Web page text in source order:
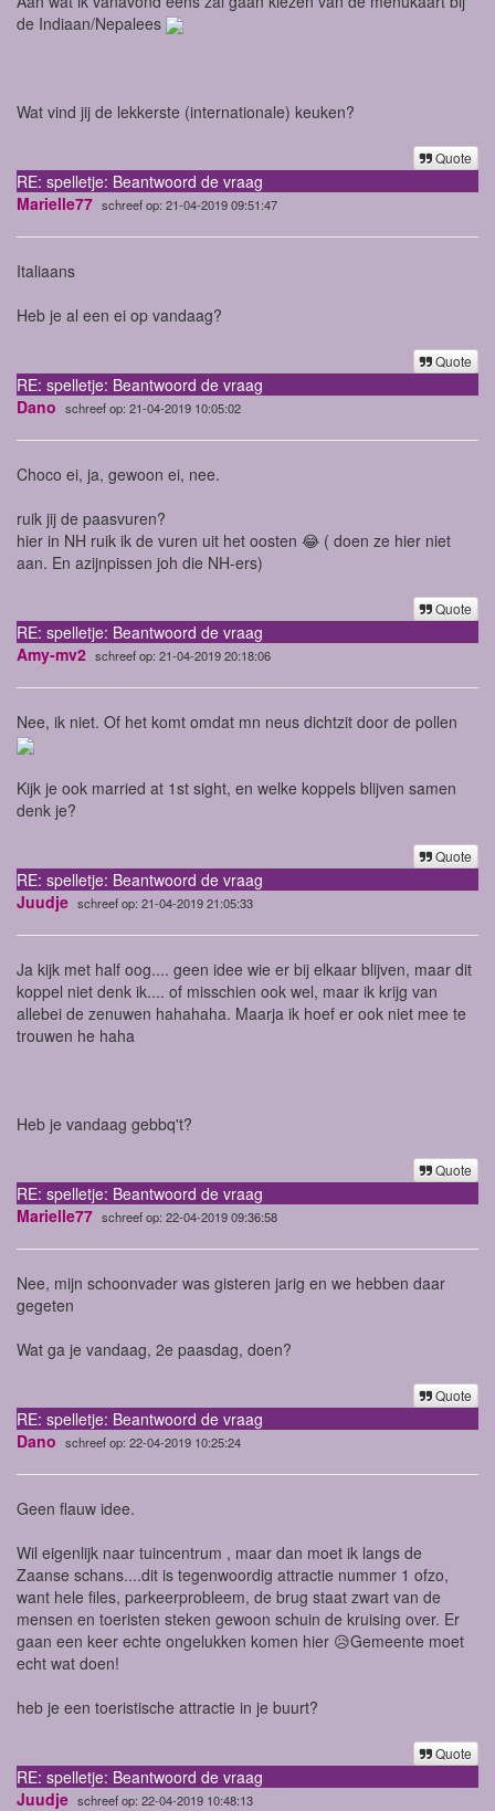
de Indiaan/Nepalees
Wat vind jij de lekkerste (internationale) keuken?
Quote
RE: spelletje: Beantwoord de vraag
Marielle77 schreef op: 21-04-2019 09:51:47
Italiaans
Heb je al een ei op vandaag?
Quote
RE: spelletje: Beantwoord de vraag
Dano schreef op: 21-04-2019 10:05:02
Choco ei, ja, gewoon ei, nee.
ruik jij de paasvuren?
hier in NH ruik ik de vuren uit het oosten 😂 ( doen ze hier niet
aan. En azijnpissen joh die NH-ers)
Quote
RE: spelletje: Beantwoord de vraag
Amy-mv2 schreef op: 21-04-2019 20:18:06
Nee, ik niet. Of het komt omdat mn neus dichtzit door de pollen
Kijk je ook married at 1st sight, en welke koppels blijven samen
denk je?
Quote
RE: spelletje: Beantwoord de vraag
Juudje schreef op: 21-04-2019 21:05:33
Ja kijk met half oog.... geen idee wie er bij elkaar blijven, maar dit
koppel niet denk ik.... of misschien ook wel, maar ik krijg van
allebei de zenuwen hahahaha. Maarja ik hoef er ook niet mee te
trouwen he haha
Heb je vandaag gebbq't?
Quote
RE: spelletje: Beantwoord de vraag
Marielle77 schreef op: 22-04-2019 09:36:58
Nee, mijn schoonvader was gisteren jarig en we hebben daar
gegeten
Wat ga je vandaag, 2e paasdag, doen?
Quote
RE: spelletje: Beantwoord de vraag
Dano schreef op: 22-04-2019 10:25:24
Geen flauw idee.
Wil eigenlijk naar tuincentrum , maar dan moet ik langs de
Zaanse schans....dit is tegenwoordig attractie nummer 1 ofzo,
want hele files, parkeerprobleem, de brug staat zwart van de
mensen en toeristen steken gewoon schuin de kruising over. Er
gaan een keer echte ongelukken komen hier 😥Gemeente moet
echt wat doen!
heb je een toeristische attractie in je buurt?
Quote
RE: spelletje: Beantwoord de vraag
Juudje schreef op: 22-04-2019 10:48:13